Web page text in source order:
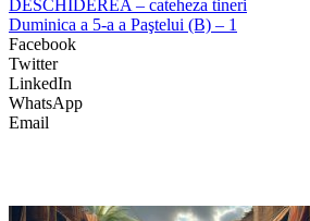
DESCHIDEREA – cateheza tineri
Duminica a 5-a a Paştelui (B) – 1
Facebook
Twitter
LinkedIn
WhatsApp
Email